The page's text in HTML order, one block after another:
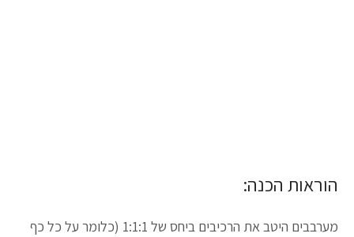
הוראות הכנה:
מערבבים היטב את הרכיבים ביחס של 1:1:1 (כלומר על כל כף